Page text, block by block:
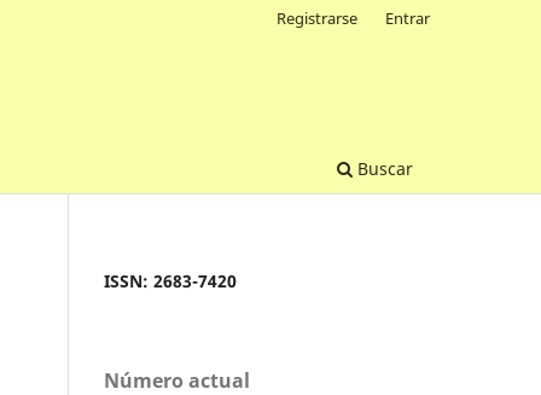
Buscar
Registrarse Entrar
ISSN: 2683-7420
Número actual